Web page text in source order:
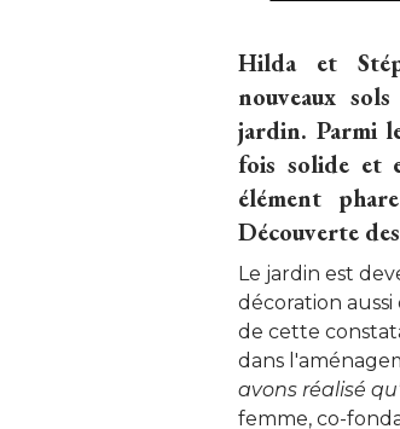
Hilda et
nouveaux
jardin. Parmi
fois solide et
élément
Découverte
Le jardin est
décoration
de cette
dans
avons réalisé
femme, co-